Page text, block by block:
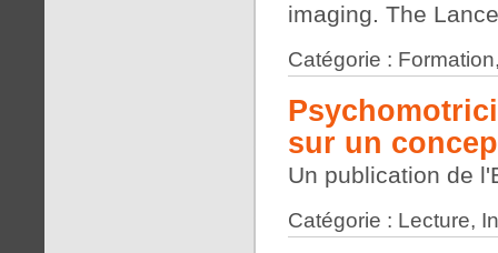
imaging. The
Catégorie :
sur un
Un publication de
Catégorie : Lecture,